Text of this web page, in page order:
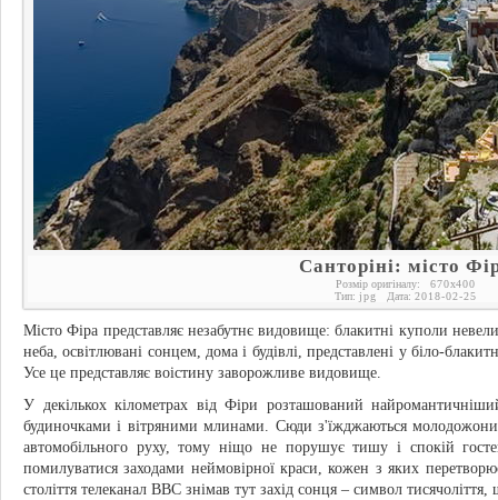
Санторіні: місто
Розмір оригіналу: 670x400
Тип: jpg Дата: 2018-02-25
Місто Фіра представляє незабутнє видовище: блакитні куполи
неба, освітлювані сонцем, дома і будівлі, представлені у біло-
Усе це представляє воістину заворожливе видовище.
У декількох кілометрах від Фіри розташований
будиночками і вітряними млинами. Сюди з'їжджаються молодожони
автомобільного руху, тому ніщо не порушує тишу і спокій
помилуватися заходами неймовірної краси, кожен з яких
століття телеканал BBC знімав тут захід сонця – символ